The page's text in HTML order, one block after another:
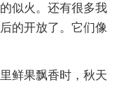
似火。还有很多我
的开放了。它们像
鲜果飘香时，秋天